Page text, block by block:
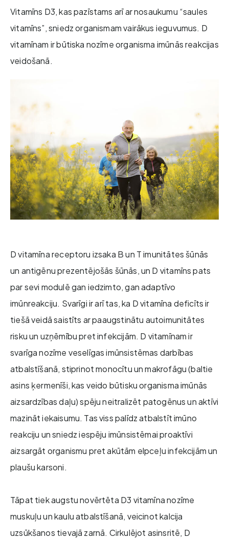
Vitamīns D3, kas pazīstams arī ar nosaukumu “saules
vitamīns”, sniedz organismam vairākus ieguvumus. D
vitamīnam ir būtiska nozīme organisma imūnās reakcijas
veidošanā.
D vitamīna receptoru izsaka B un T imunitātes šūnās
un antigēnu prezentējošās šūnās, un D vitamīns pats
par sevi modulē gan iedzimto, gan adaptīvo
imūnreakciju. Svarīgi ir arī tas, ka D vitamīna deficīts ir
tiešā veidā saistīts ar paaugstinātu autoimunitātes
risku un uzņēmību pret infekcijām. D vitamīnam ir
svarīga nozīme veselīgas imūnsistēmas darbības
atbalstīšanā, stiprinot monocītu un makrofāgu (baltie
asins ķermenīši, kas veido būtisku organisma imūnās
aizsardzības daļu) spēju neitralizēt patogēnus un aktīvi
mazināt iekaisumu. Tas viss palīdz atbalstīt imūno
reakciju un sniedz iespēju imūnsistēmai proaktīvi
aizsargāt organismu pret akūtām elpceļu infekcijām un
plaušu karsoni.
Tāpat tiek augstu novērtēta D3 vitamīna nozīme
muskuļu un kaulu atbalstīšanā, veicinot kalcija
uzsūkšanos tievajā zarnā. Cirkulējot asinsritē, D